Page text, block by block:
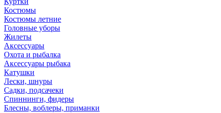
Костюмы
Костюмы летние
Головные уборы
Жилеты
Аксессуары
Охота и рыбалка
Аксессуары рыбака
Катушки
Лески, шнуры
Садки, подсачеки
Спиннинги, фидеры
Блесны, воблеры, приманки